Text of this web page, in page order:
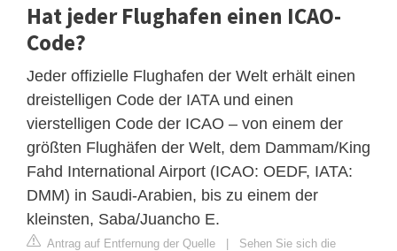
Hat jeder Flughafen einen ICAO-
Code?
Jeder offizielle Flughafen der Welt erhält einen
dreistelligen Code der IATA und einen
vierstelligen Code der ICAO – von einem der
größten Flughäfen der Welt, dem Dammam/King
Fahd International Airport (ICAO: OEDF, IATA:
DMM) in Saudi-Arabien, bis zu einem der
kleinsten, Saba/Juancho E.
Antrag auf Entfernung der Quelle | Sehen Sie sich die